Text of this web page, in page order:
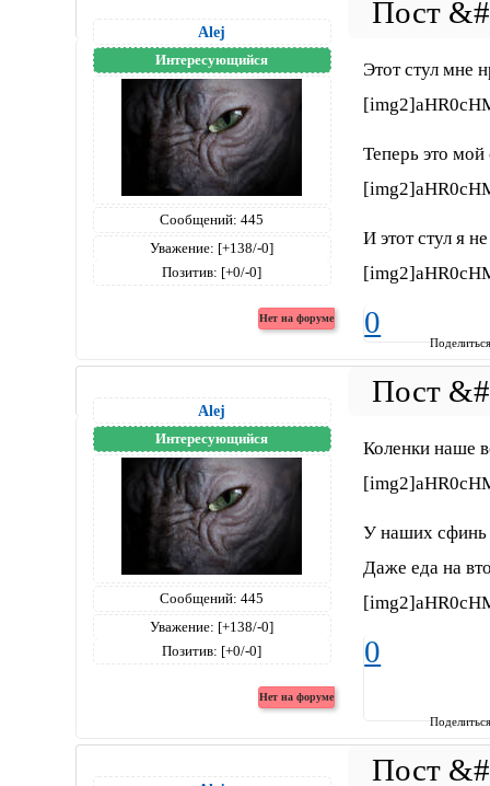
Alej
Интересующийся
Сообщений: 445
Уважение: [+138/-0]
Позитив: [+0/-0]
Этот стул мне
Теперь это мой
И этот стул я
0
Alej
Интересующийся
Сообщений: 445
Уважение: [+138/-0]
Позитив: [+0/-0]
Коленки наше
У наших сфинь
Даже еда на
0